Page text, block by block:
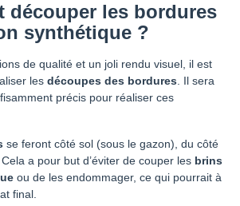
découper les bordures
synthétique ?
de qualité et un joli rendu visuel, il est
les découpes des bordures . Il sera
précis pour réaliser ces
se feront côté sol (sous le gazon), du côté
a pour but d’éviter de couper les brins
ou de les endommager, ce qui pourrait à
final.